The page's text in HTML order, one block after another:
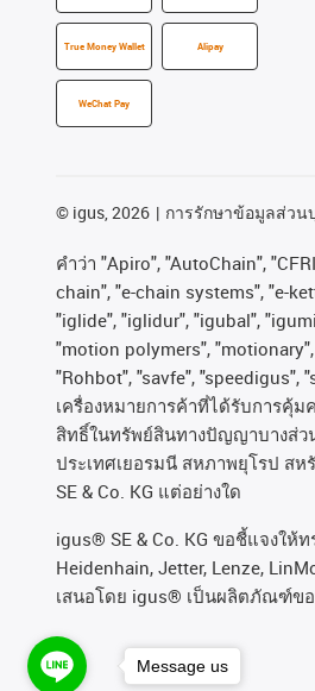
True Money Wallet Alipay
WeChat Pay
© igus, 2026 การรักษาข้อมูลส่วน
คําว่า "Apiro", "AutoChain",
chain", "e-chain systems", "e-
"iglide", "iglidur", "igubal",
"motion polymers",
"Rohbot", "savfe", "speedigus",
เครื่องหมายการค้าที่ได้รับการคุ้
สิทธิ์ในทรัพย์สินทางปัญญาบางส่ว
ประเทศเยอรมนี สหภาพยุโรป สห
SE & Co. KG แต่อย่างใด
igus® SE & Co. KG ขอชี้แจงให้
Heidenhain, Jetter, Lenze,
เสนอโดย igus® เป็นผลิตภัณฑ์ขอ
Message us